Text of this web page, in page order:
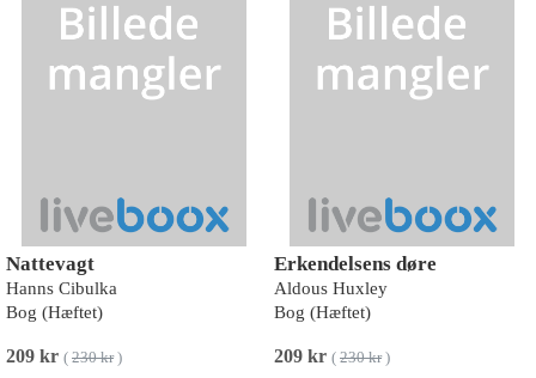
Nattevagt
Hanns Cibulka
Bog (Hæftet)
209 kr ( 230 kr)
Erkendelsens døre
Aldous Huxley
Bog (Hæftet)
209 kr ( 230 kr)